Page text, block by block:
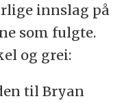
innslag på
som fulgte.
og grei:
til Bryan